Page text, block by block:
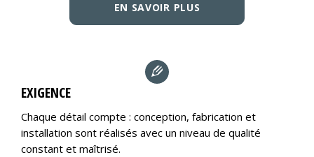
EN SAVOIR PLUS
EXIGENCE
Chaque détail compte : conception, fabrication et
installation sont réalisés avec un niveau de qualité
constant et maîtrisé.